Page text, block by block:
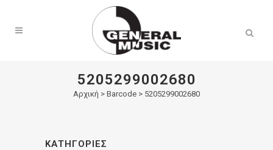
5205299002680
Αρχική > Barcode > 5205299002680
ΚΑΤΗΓΟΡΊΕΣ